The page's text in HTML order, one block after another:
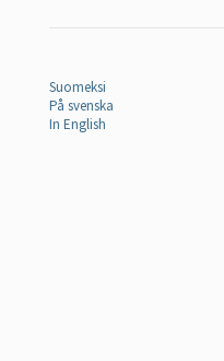
Suomeksi
På svenska
In English